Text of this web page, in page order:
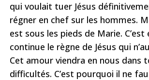
qui voulait tuer Jésus
régner en chef sur les hommes.
est sous les pieds de Marie. C’est
continue le règne de Jésus qui
Cet amour viendra en nous dans
difficultés. C’est pourquoi il ne